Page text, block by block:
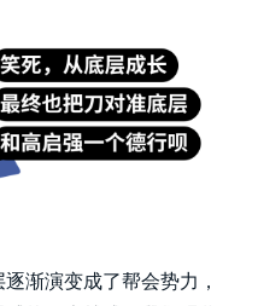
渐演变成了帮会势力，